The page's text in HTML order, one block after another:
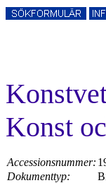
Konst
Accessionsnummer:
Dokumenttyp: